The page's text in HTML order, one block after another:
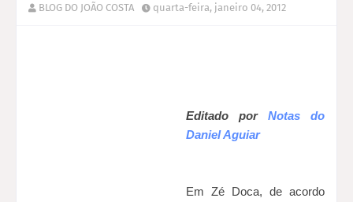
BLOG DO JOÃO COSTA quarta-feira, janeiro 04, 2012
Editado por Notas do
Daniel Aguiar
Em Zé Doca, de acordo